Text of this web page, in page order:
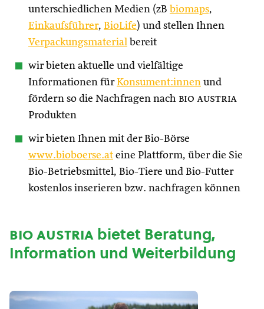
unterschiedlichen Medien (zB biomaps,
Einkaufsführer, BioLife) und stellen Ihnen
Verpackungsmaterial bereit
wir bieten aktuelle und vielfältige
Informationen fürKonsument:innen und
fördern so die Nachfragen nach bio austria
Produkten
wir bieten Ihnen mit der Bio-Börse
www.bioboerse.at eine Plattform, über die Sie
Bio-Betriebsmittel, Bio-Tiere und Bio-Futter
kostenlos inserieren bzw. nachfragen können
bio austriabietet Beratung,
Information und Weiterbildung